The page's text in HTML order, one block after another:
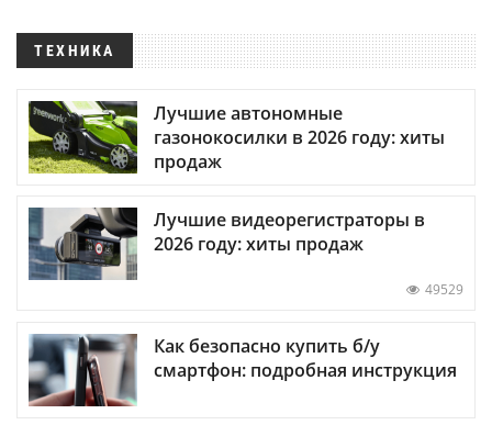
ТЕХНИКА
Лучшие автономные
газонокосилки в 2026 году: хиты
продаж
Лучшие видеорегистраторы в
2026 году: хиты продаж
49529
Как безопасно купить б/у
смартфон: подробная инструкция